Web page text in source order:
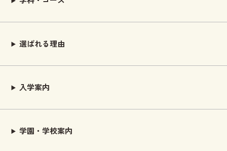
選ばれる理由
入学案内
学園・学校案内